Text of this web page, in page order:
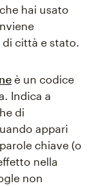
hai usato
di città e stato.
è un codice
Indica a
di
appari
chiave (o
nella
non